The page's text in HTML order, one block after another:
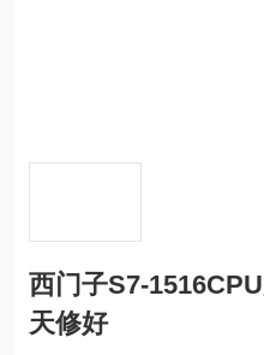
西门子S7-
天修好